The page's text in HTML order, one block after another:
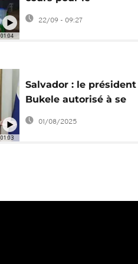
01:04
référendum
constitutionnel
22/09 - 09:27
01:03
Salvador : le président
Bukele autorisé à se
représenter
indéfiniment
01/08/2025